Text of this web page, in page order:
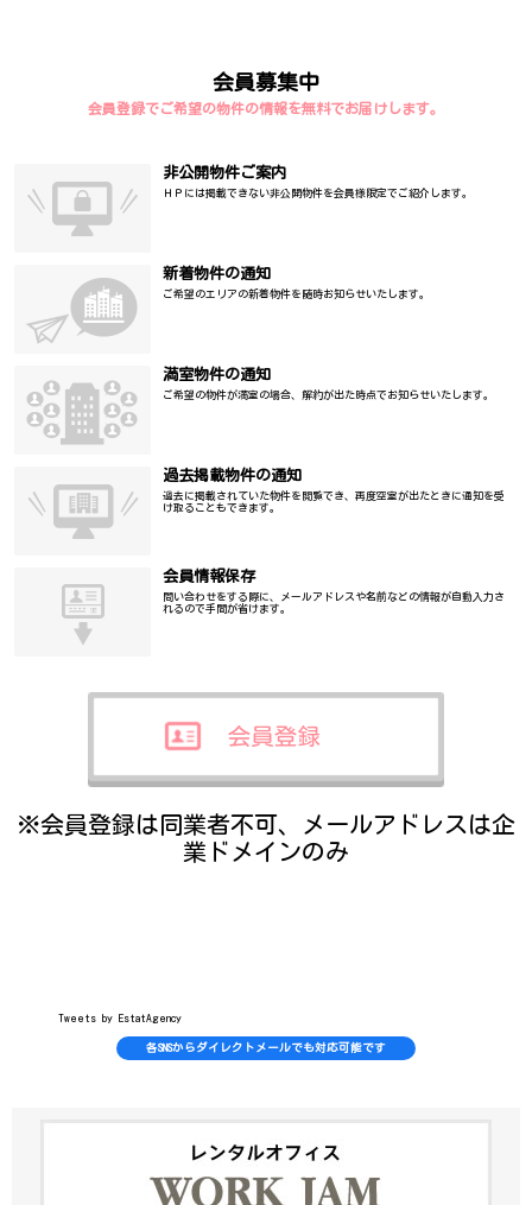
会員募集中
会員登録でご希望の物件の情報を無料でお届けします。
非公開物件ご案内
ＨＰには掲載できない非公開物件を会員様限定でご紹介します。
新着物件の通知
ご希望のエリアの新着物件を随時お知らせいたします。
満室物件の通知
ご希望の物件が満室の場合、解約が出た時点でお知らせいたします。
過去掲載物件の通知
過去に掲載されていた物件を閲覧でき、再度空室が出たときに通知を受
け取ることもできます。
会員情報保存
問い合わせをする際に、メールアドレスや名前などの情報が自動入力さ
れるので手間が省けます。
※会員登録は同業者不可、メールアドレスは企
業ドメインのみ
Tweets by EstatAgency
各SNSからダイレクトメールでも対応可能です